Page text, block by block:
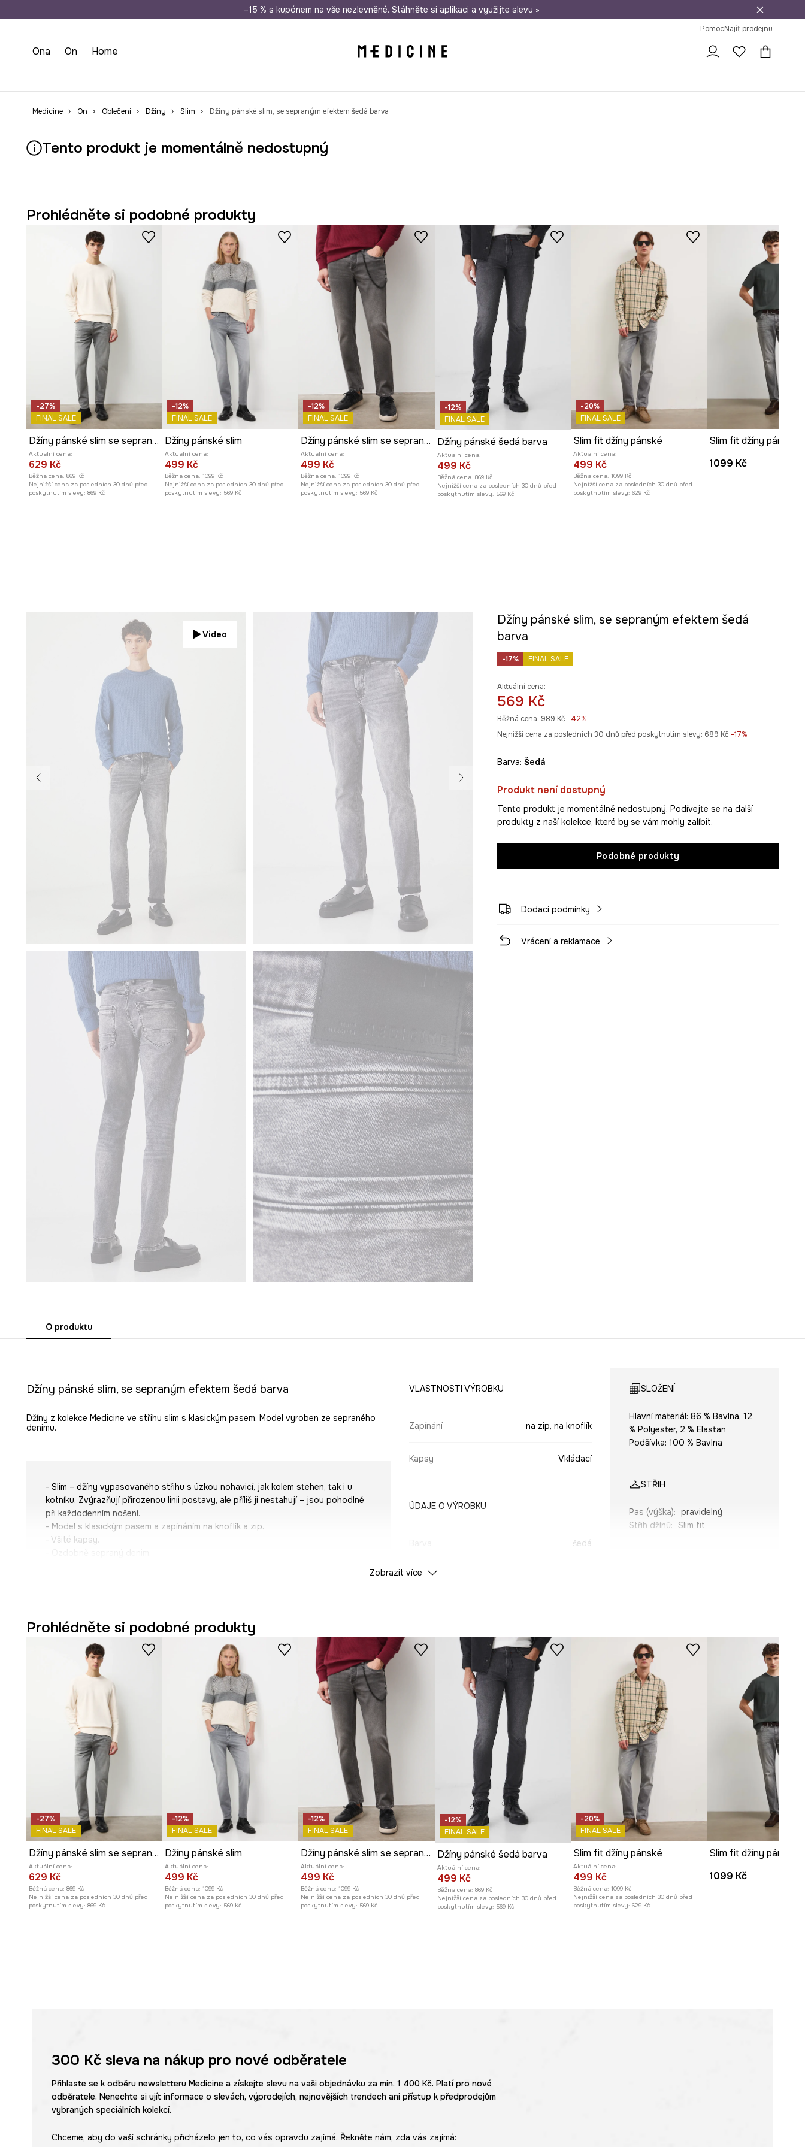
Doprava zdarma při nákupu nad 1 200 Kč Odeslání i do 24 hodin 30 dní na vrácení zboží
–15 % s kupónem na vše nezlevněné. Stáhněte si aplikaci a využijte slevu »
PomocNajít prodejnu
Ona On Home
Medicine On Oblečení Džíny Slim Džíny pánské slim, se sepraným efektem šedá barva
Tento produkt je momentálně nedostupný
Prohlédněte si podobné produkty
-27%
FINAL SALE
Džíny pánské slim se sepraným efektem
Aktuální cena:
629 Kč
Běžná cena: 869 Kč
Nejnižší cena za posledních 30 dnů před
poskytnutím slevy: 869 Kč
-12%
FINAL SALE
Džíny pánské slim
Aktuální cena:
499 Kč
Běžná cena: 1099 Kč
Nejnižší cena za posledních 30 dnů před
poskytnutím slevy: 569 Kč
-12%
FINAL SALE
Džíny pánské slim se sepraným efektem
Aktuální cena:
499 Kč
Běžná cena: 1099 Kč
Nejnižší cena za posledních 30 dnů před
poskytnutím slevy: 569 Kč
-12%
FINAL SALE
Džíny pánské šedá barva
Aktuální cena:
499 Kč
Běžná cena: 869 Kč
Nejnižší cena za posledních 30 dnů před
poskytnutím slevy: 569 Kč
-20%
FINAL SALE
Slim fit džíny pánské
Aktuální cena:
499 Kč
Běžná cena: 1099 Kč
Nejnižší cena za posledních 30 dnů před
poskytnutím slevy: 629 Kč
1099 Kč
Video
Džíny pánské slim, se sepraným efektem šedá
barva
-17% FINAL SALE
Aktuální cena:
569 Kč
Běžná cena: 989 Kč -42%
Nejnižší cena za posledních 30 dnů před poskytnutím slevy: 689 Kč -17%
Barva: šedá
Produkt není dostupný
Tento produkt je momentálně nedostupný. Podívejte se na další
produkty z naší kolekce, které by se vám mohly zalíbit.
Podobné produkty
Dodací podmínky
Vrácení a reklamace
O produktu
Džíny pánské slim, se sepraným efektem šedá barva
Džíny z kolekce Medicine ve střihu slim s klasickým pasem. Model vyroben ze sepraného
denimu.
- Slim – džíny vypasovaného střihu s úzkou nohavicí, jak kolem stehen, tak i u
kotníku. Zvýrazňují přirozenou linii postavy, ale příliš ji nestahují – jsou pohodlné
při každodenním nošení.
- Model s klasickým pasem a zapínáním na knoflík a zip.
- Všité kapsy.
- Vnitřní délka nohavic: 82 cm.
- Rozměry pro velikost: 32.
VLASTNOSTI VÝROBKU
Zapínání na zip, na knoflík
Kapsy Vkládací
ÚDAJE O VÝROBKU
šedá
ID produktu
SLOŽENÍ
Hlavní materiál: 86 % Bavlna, 12
% Polyester, 2 % Elastan
Podšívka: 100 % Bavlna
STŘIH
Pas (výška): pravidelný
Střih džínů: Slim fit
produktu
Zobrazit více
Prohlédněte si podobné produkty
-27%
FINAL SALE
Džíny pánské slim se sepraným efektem
Aktuální cena:
629 Kč
Běžná cena: 869 Kč
Nejnižší cena za posledních 30 dnů před
poskytnutím slevy: 869 Kč
-12%
FINAL SALE
Džíny pánské slim
Aktuální cena:
499 Kč
Běžná cena: 1099 Kč
Nejnižší cena za posledních 30 dnů před
poskytnutím slevy: 569 Kč
-12%
FINAL SALE
Džíny pánské slim se sepraným efektem
Aktuální cena:
499 Kč
Běžná cena: 1099 Kč
Nejnižší cena za posledních 30 dnů před
poskytnutím slevy: 569 Kč
-12%
FINAL SALE
Džíny pánské šedá barva
Aktuální cena:
499 Kč
Běžná cena: 869 Kč
Nejnižší cena za posledních 30 dnů před
poskytnutím slevy: 569 Kč
-20%
FINAL SALE
Slim fit džíny pánské
Aktuální cena:
499 Kč
Běžná cena: 1099 Kč
Nejnižší cena za posledních 30 dnů před
poskytnutím slevy: 629 Kč
1099 Kč
300 Kčsleva na nákup pro nové odběratele
Přihlaste se k odběru newsletteru Medicine a získejte slevu na vaši objednávku za min. 1 400 Kč. Platí pro nové
odběratele. Nenechte si ujít informace o slevách, výprodejích, nejnovějších trendech ani přístup k předprodejům
vybraných speciálních kolekcí.
Chceme, aby do vaší schránky přicházelo jen to, co vás opravdu zajímá. Řekněte nám, zda vás zajímá: